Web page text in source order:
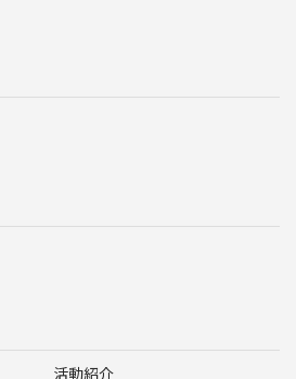
活動紹介